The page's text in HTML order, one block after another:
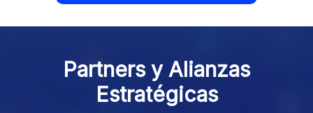
Partners y Alianzas
Estratégicas